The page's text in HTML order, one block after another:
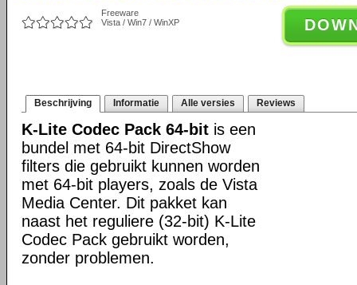
Freeware
Vista / Win7 / WinXP
Beschrijving Informatie Alle versies Reviews
K-Lite Codec Pack 64-bit is een
bundel met 64-bit DirectShow
filters die gebruikt kunnen worden
met 64-bit players, zoals de Vista
Media Center. Dit pakket kan
naast het reguliere (32-bit) K-Lite
Codec Pack gebruikt worden,
zonder problemen.